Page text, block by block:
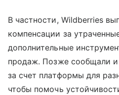
В частности, Wildberries
компенсации за
дополнительные
продаж. Позже сообщали
за счет платформы для
чтобы помочь